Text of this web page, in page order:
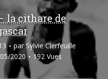
la cithare de
par Sylvie Clerfeuille
2020
192 Vues